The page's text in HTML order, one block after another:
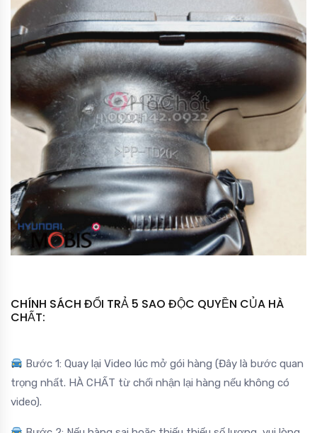
CHÍNH SÁCH ĐỔI TRẢ 5 SAO ĐỘC QUYỀN CỦA HÀ
CHẤT:
Bước 1: Quay lại Video lúc mở gói hàng (Đây là bước quan
trọng nhất. HÀ CHẤT từ chối nhận lại hàng nếu không có
video).